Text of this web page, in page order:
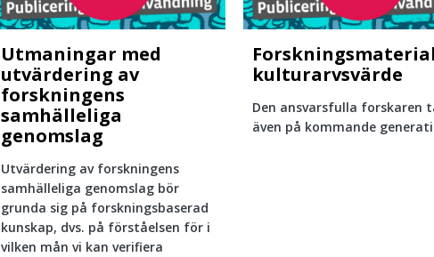
Utmaningar med
utvärdering av
forskningens
samhälleliga
genomslag
Utvärdering av forskningens
samhälleliga genomslag bör
grunda sig på forskningsbaserad
kunskap, dvs. på förståelsen för i
vilken mån vi kan verifiera
kulturarvsvärde
Den ansvarsfulla forskaren
även på kommande